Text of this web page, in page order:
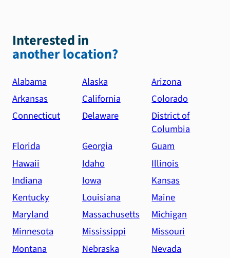
Interested in
another location?
Alabama Alaska
Arizona
Arkansas
California
Colorado
Connecticut
Delaware
District of
Columbia
Florida
Georgia
Guam
Hawaii
Idaho
Illinois
Indiana
Iowa
Kansas
Kentucky
Louisiana
Maine
Maryland
Massachusetts
Michigan
Minnesota
Mississippi
Missouri
Montana
Nebraska
Nevada